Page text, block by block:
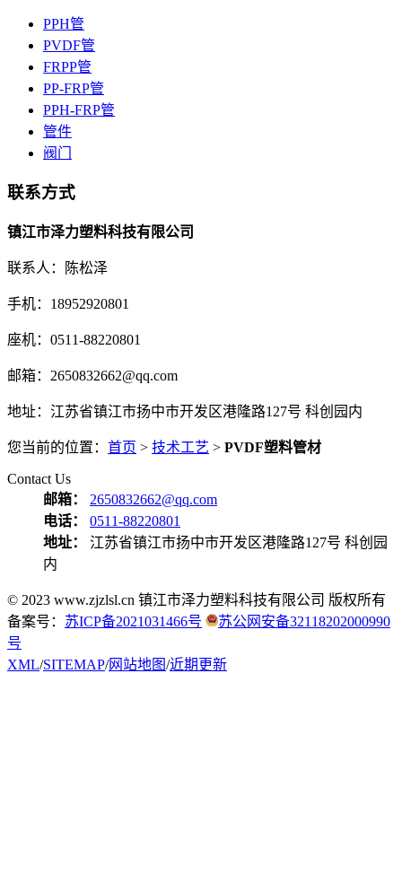
PPH管
PVDF管
FRPP管
PP-FRP管
PPH-FRP管
管件
阀门
联系方式
镇江市泽力塑料科技有限公司
联系人：陈松泽
手机：18952920801
座机：0511-88220801
邮箱：2650832662@qq.com
地址：江苏省镇江市扬中市开发区港隆路127号 科创园内
您当前的位置： 首页 > 技术工艺 > PVDF塑料管材
Contact Us
邮箱：
2650832662@qq.com
电话：
0511-88220801
地址：
江苏省镇江市扬中市开发区港隆路127号 科创园
内
© 2023 www.zjzlsl.cn 镇江市泽力塑料科技有限公司 版权所有
备案号： 苏ICP备2021031466号
苏公网安备32118202000990
号
XML/SITEMAP/网站地图/近期更新